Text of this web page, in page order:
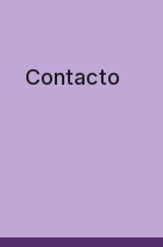
Contacto